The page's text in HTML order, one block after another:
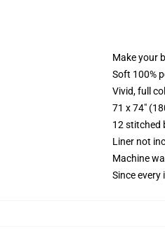
Make your
Soft 100%
Vivid, full
71 x 74"
12 stitched
Liner not
Machine
Since